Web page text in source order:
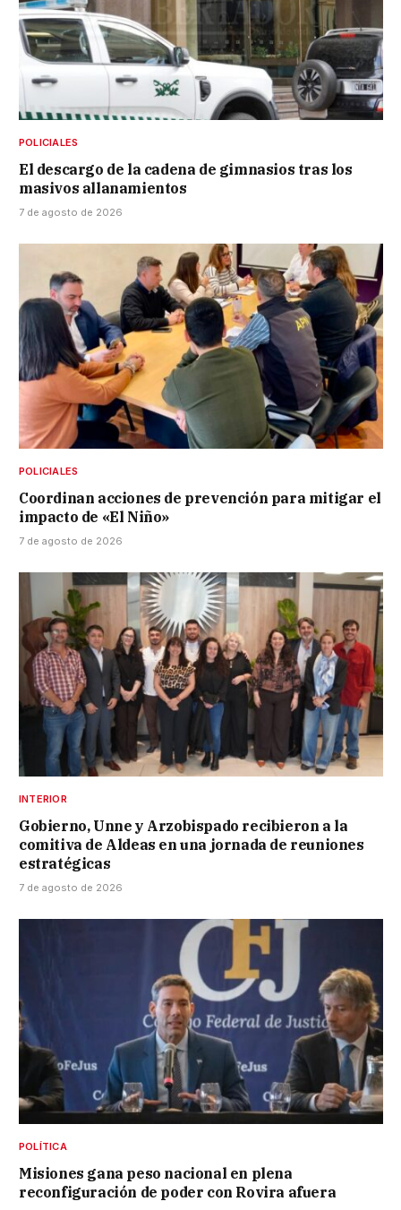
POLICIALES
El descargo de la cadena de gimnasios tras los
masivos allanamientos
7 de agosto de 2026
POLICIALES
Coordinan acciones de prevención para mitigar el
impacto de «El Niño»
7 de agosto de 2026
INTERIOR
Gobierno, Unne y Arzobispado recibieron a la
comitiva de Aldeas en una jornada de reuniones
estratégicas
7 de agosto de 2026
POLÍTICA
Misiones gana peso nacional en plena
reconfiguración de poder con Rovira afuera